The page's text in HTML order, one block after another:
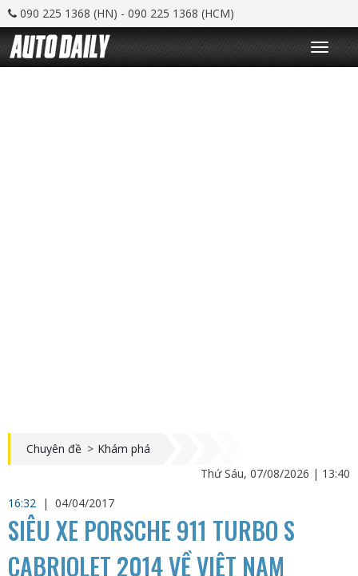
090 225 1368 (HN) - 090 225 1368 (HCM)
T
o
g
Chuyên đề > Khám phá
Thứ Sáu, 07/08/2026 | 13:40
16:32 | 04/04/2017
SIÊU XE PORSCHE 911 TURBO S
CABRIOLET 2014 VỀ VIỆT NAM